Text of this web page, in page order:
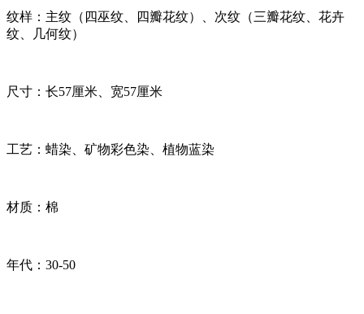
纹样：主纹（四巫纹、四瓣花纹）、次纹（三瓣花纹、花卉
纹、几何纹）
尺寸：长57厘米、宽57厘米
工艺：蜡染、矿物彩色染、植物蓝染
材质：棉
年代：30-50